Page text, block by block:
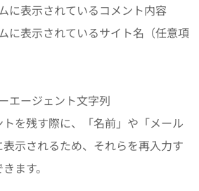
に表示されているコメント内容
に表示されているサイト名（任意項
エージェント文字列
を残す際に、「名前」や「メール
示されるため、それらを再入力す
ます。